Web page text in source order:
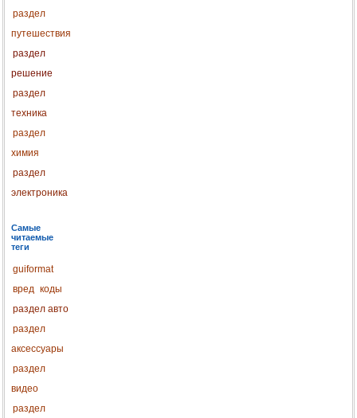
раздел
путешествия
раздел
решение
раздел
техника
раздел
химия
раздел
электроника
Самые
читаемые
теги
guiformat
вред коды
раздел авто
раздел
аксессуары
раздел
видео
раздел